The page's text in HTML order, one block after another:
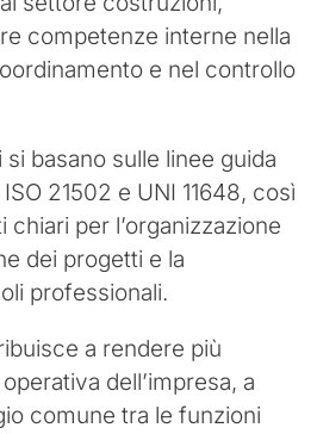
competenze interne nella
e nel controllo
basano sulle linee guida
21502 e UNI 11648, così
per l’organizzazione
dei progetti e la
professionali.
a rendere più
dell’impresa, a
comune tra le funzioni